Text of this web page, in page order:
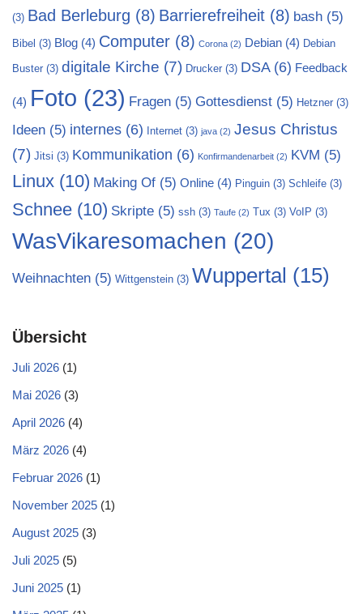
(3) Bad Berleburg (8) Barrierefreiheit (8) bash (5)
Bibel (3) Blog (4) Computer (8) Corona (2) Debian (4) Debian
Buster (3) digitale Kirche (7) Drucker (3) DSA(6) Feedback
(4) Foto (23) Fragen (5) Gottesdienst (5) Hetzner (3)
Ideen (5) internes (6) Internet (3) java (2) Jesus Christus
(7) Jitsi (3) Kommunikation (6) Konfirmandenarbeit (2) KVM (5)
Linux (10) Making Of (5) Online (4) Pinguin (3) Schleife (3)
Schnee (10) Skripte (5) ssh (3) Taufe (2) Tux (3) VoIP (3)
WasVikaresomachen (20)
Weihnachten (5) Wittgenstein (3) Wuppertal (15)
Übersicht
Juli 2026 (1)
Mai 2026 (3)
April 2026 (4)
März 2026 (4)
Februar 2026 (1)
November 2025 (1)
August 2025 (3)
Juli 2025 (5)
Juni 2025 (1)